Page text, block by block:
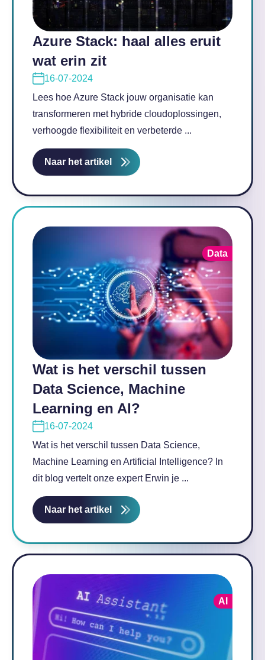
Azure Stack: haal alles eruit
wat erin zit
16-07-2024
Lees hoe Azure Stack jouw organisatie kan
transformeren met hybride cloudoplossingen,
verhoogde flexibiliteit en verbeterde ...
Naar het artikel
Wat is het verschil tussen
Data Science, Machine
Learning en AI?
16-07-2024
Wat is het verschil tussen Data Science,
Machine Learning en Artificial Intelligence? In
dit blog vertelt onze expert Erwin je ...
Naar het artikel
Data
AI